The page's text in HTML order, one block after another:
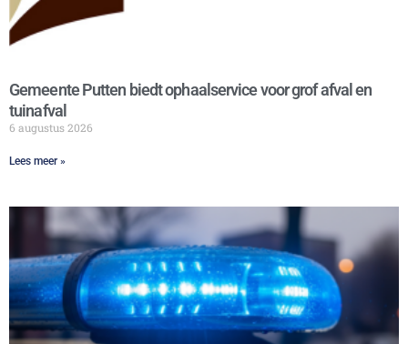
Gemeente Putten biedt ophaalservice voor grof afval en
tuinafval
6 augustus 2026
Lees meer »